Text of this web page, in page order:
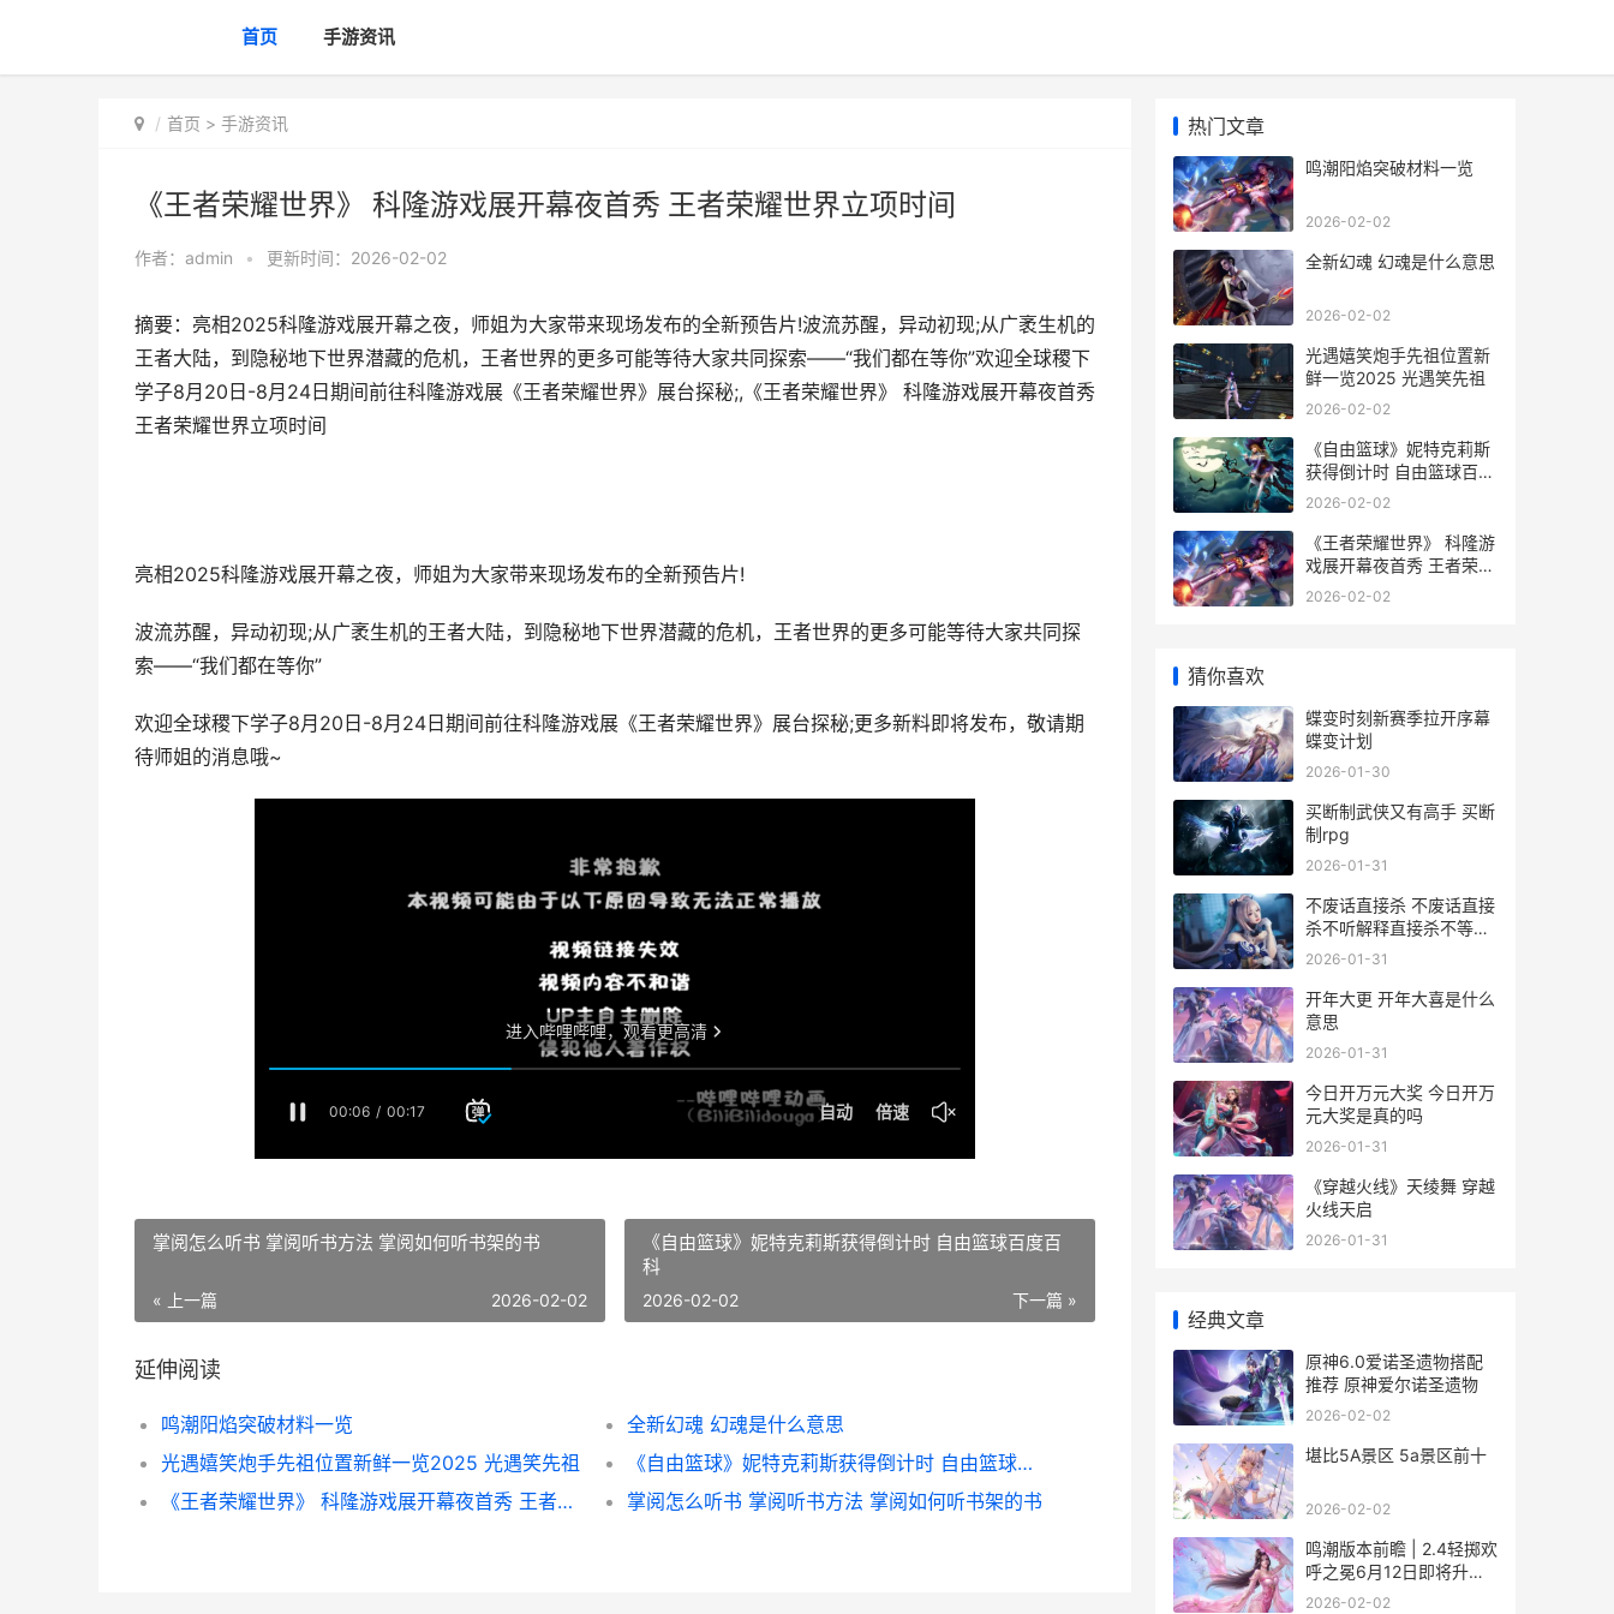
首页 手游资讯
首页 > 手游资讯
《王者荣耀世界》 科隆游戏展开幕夜首秀 王者荣耀世界立项时间
作者： admin • 更新时间：2026-02-02
摘要：亮相2025科隆游戏展开幕之夜，师姐为大家带来现场发布的全新预告片!波流苏醒，异动初现;从广袤生机的
王者大陆，到隐秘地下世界潜藏的危机，王者世界的更多可能等待大家共同探索——“我们都在等你”欢迎全球稷下
学子8月20日-8月24日期间前往科隆游戏展《王者荣耀世界》展台探秘;,《王者荣耀世界》 科隆游戏展开幕夜首秀
王者荣耀世界立项时间
亮相2025科隆游戏展开幕之夜，师姐为大家带来现场发布的全新预告片!
波流苏醒，异动初现;从广袤生机的王者大陆，到隐秘地下世界潜藏的危机，王者世界的更多可能等待大家共同探
索——“我们都在等你”
欢迎全球稷下学子8月20日-8月24日期间前往科隆游戏展《王者荣耀世界》展台探秘;更多新料即将发布，敬请期
待师姐的消息哦~
掌阅怎么听书 掌阅听书方法 掌阅如何听书架的书
« 上一篇 2026-02-02
《自由篮球》妮特克莉斯获得倒计时 自由篮球百度百
科
下一篇 »
2026-02-02
延伸阅读
鸣潮阳焰突破材料一览
全新幻魂 幻魂是什么意思
光遇嬉笑炮手先祖位置新鲜一览2025 光遇笑先祖
《自由篮球》妮特克莉斯获得倒计时 自由篮球百度百科
《王者荣耀世界》 科隆游戏展开幕夜首秀 王者荣耀世界立项时间
掌阅怎么听书 掌阅听书方法 掌阅如何听书架的书
热门文章
鸣潮阳焰突破材料一览
2026-02-02
全新幻魂 幻魂是什么意思
2026-02-02
光遇嬉笑炮手先祖位置新
鲜一览2025 光遇笑先祖
2026-02-02
《自由篮球》妮特克莉斯
获得倒计时 自由篮球百度
百科
2026-02-02
《王者荣耀世界》 科隆游
戏展开幕夜首秀 王者荣耀
世界立项时间
2026-02-02
猜你喜欢
蝶变时刻新赛季拉开序幕
蝶变计划
2026-01-30
买断制武侠又有高手 买断
制rpg
2026-01-31
不废话直接杀 不废话直接
杀不听解释直接杀不等说
话直接杀
2026-01-31
开年大更 开年大喜是什么
意思
2026-01-31
今日开万元大奖 今日开万
元大奖是真的吗
2026-01-31
《穿越火线》天绫舞 穿越
火线天启
2026-01-31
经典文章
原神6.0爱诺圣遗物搭配
推荐 原神爱尔诺圣遗物
2026-02-02
堪比5A景区 5a景区前十
2026-02-02
鸣潮版本前瞻 | 2.4轻掷欢
呼之冕6月12日即将升级
鸣潮版本前瞻活动
2026-02-02